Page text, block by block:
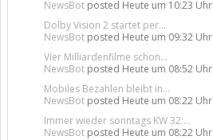
NewsBot posted Heute um 10:23 Uhr
Dolby Vision 2 startet per...
NewsBot posted Heute um 09:32 Uhr
Vier Milliardenfilme schon...
NewsBot posted Heute um 08:52 Uhr
Mobiles Bezahlen bleibt in...
NewsBot posted Heute um 08:22 Uhr
Immer wieder sonntags KW 32:...
NewsBot posted Heute um 08:22 Uhr